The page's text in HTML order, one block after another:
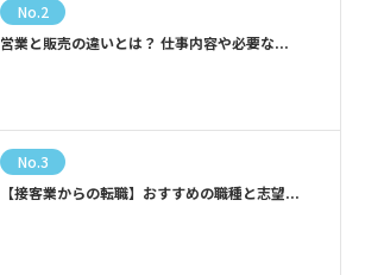
No.2
営業と販売の違いとは？ 仕事内容や必要な...
No.3
【接客業からの転職】おすすめの職種と志望...